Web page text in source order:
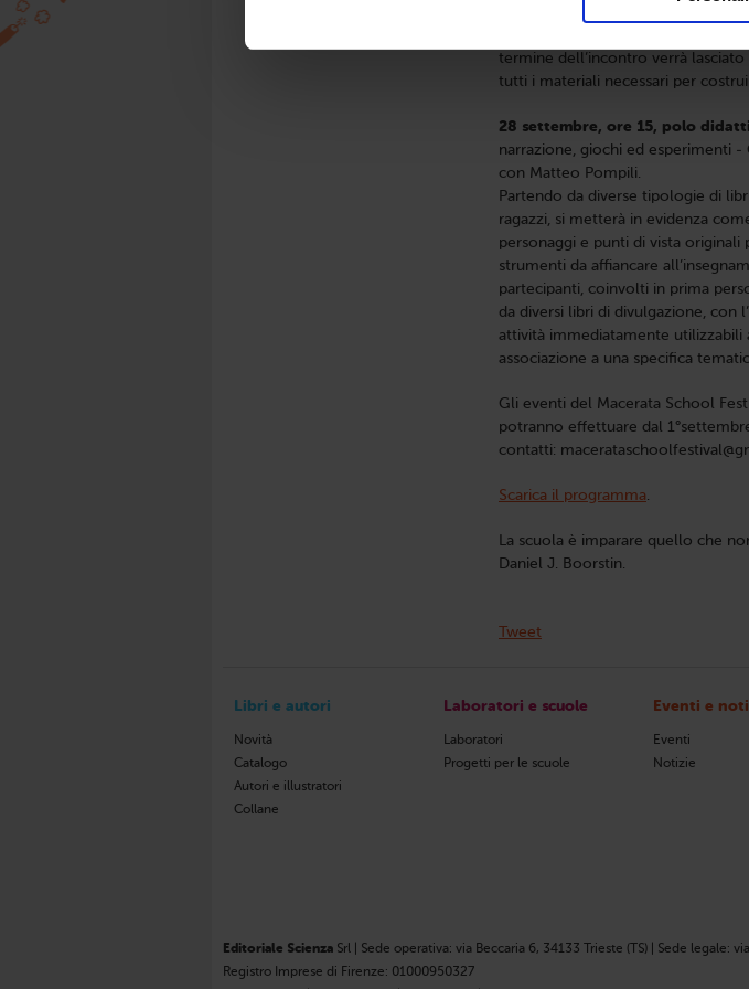
termine dell’incontro verrà
tutti i materiali necessari per
28 settembre, ore 15, polo
narrazione, giochi ed esperimenti
con Matteo Pompili.
Partendo da diverse tipologie di
ragazzi, si metterà in evidenza
personaggi e punti di vista originali
strumenti da affiancare
partecipanti, coinvolti in prima
da diversi libri di divulgazione, con
attività immediatamente utilizzabili
associazione a una specifica
Gli eventi del Macerata School
potranno effettuare dal
contatti:
Scarica il programma.
La scuola è imparare quello che
Daniel J. Boorstin.
Tweet
Libri e autori
Novità
Catalogo
Autori e illustratori
Collane
Laboratori e scuole
Laboratori
Progetti per le scuole
Eventi e
Eventi
Notizie
Editoriale Scienza Srl | Sede operativa: via Beccaria 6, 34133 Trieste (TS) | Sede legale:
Registro Imprese di Firenze: 01000950327